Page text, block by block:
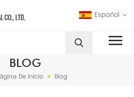
Español
BLOG
De Inicio Blog